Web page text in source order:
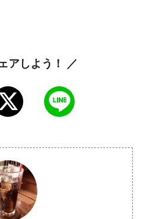
アしよう！ ／